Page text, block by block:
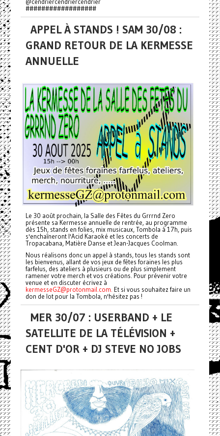
##################
APPEL À STANDS ! SAM 30/08 :
GRAND RETOUR DE LA KERMESSE
ANNUELLE
Le 30 août prochain, la Salle des Fêtes du Grrrnd Zero
présente sa Kermesse annuelle de rentrée, au programme
dès 15h, stands en folies, mix musicaux, Tombola à 17h, puis
s'enchaîneront l'Acid Karaoké et les concerts de
Tropacabana, Matière Danse et Jean-Jacques Coolman.
Nous réalisons donc un appel à stands, tous les stands sont
les bienvenus, allant de vos jeux de fêtes foraines les plus
farfelus, des ateliers à plusieurs ou de plus simplement
ramener votre merch et vos créations. Pour prévenir votre
venue et en discuter écrivez à
kermesseGZ@protonmail.com. Et si vous souhaitez faire un
don de lot pour la Tombola, n'hésitez pas !
MER 30/07 : USERBAND + LE
SATELLITE DE LA TÉLÉVISION +
CENT D'OR + DJ STEVE NO JOBS